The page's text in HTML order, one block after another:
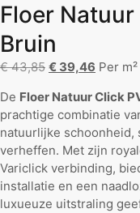
Floer
Bruin
€43,85 € 39,46 Per m²
De Floer Natuur Click
prachtige combinatie
natuurlijke schoonheid,
verheffen. Met zijn
Variclick verbinding,
installatie en een
luxueuze uitstraling